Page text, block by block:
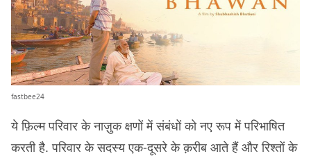
fastbee24
ये फ़िल्म परिवार के नाज़ुक क्षणों में संबंधों को नए रूप में परिभाषित
करती है. परिवार के सदस्य एक-दूसरे के क़रीब आते हैं और रिश्तों के